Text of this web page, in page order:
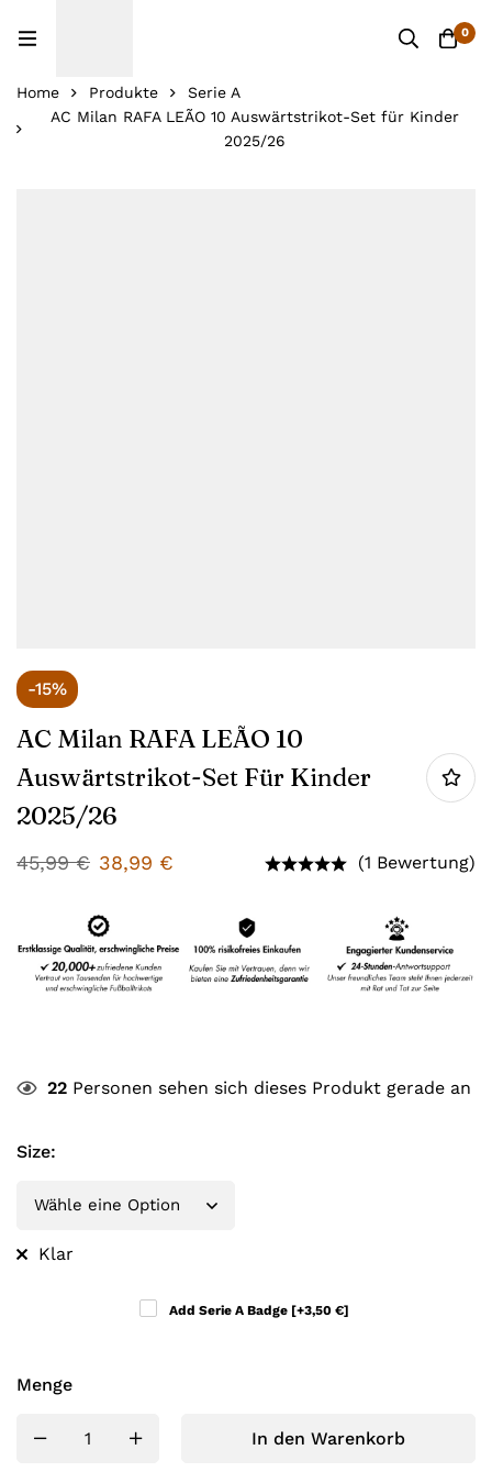
0
Home Produkte
Serie A
AC Milan RAFA LEÃO 10 Auswärtstrikot-Set für Kinder
2025/26
-15%
AC Milan RAFA LEÃO 10
Auswärtstrikot-Set Für Kinder
2025/26
45,99€ 38,99 € (1 Bewertung)
22 Personen sehen sich dieses Produkt gerade an
Size:
Klar
Add Serie A Badge [+3,50 €]
Menge
In den Warenkorb